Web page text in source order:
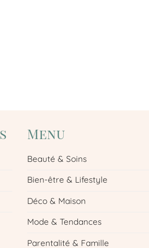
Menu
Beauté & Soins
Bien-être & Lifestyle
Déco & Maison
Mode & Tendances
Parentalité & Famille